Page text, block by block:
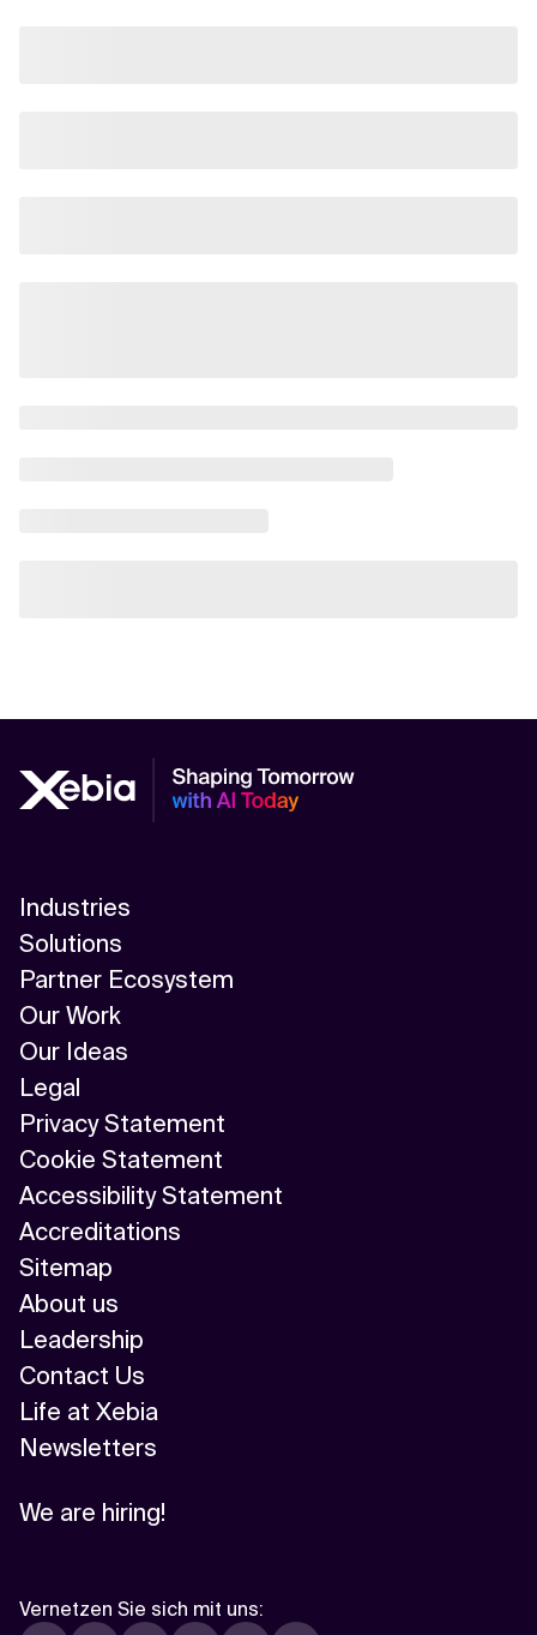
Industries
Solutions
Partner Ecosystem
Our Work
Our Ideas
Legal
Privacy Statement
Cookie Statement
Accessibility Statement
Accreditations
Sitemap
About us
Leadership
Contact Us
Life at Xebia
Newsletters
We are hiring!
Vernetzen Sie sich mit uns: